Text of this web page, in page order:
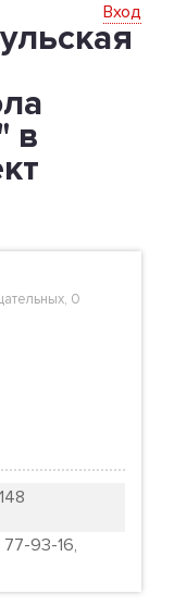
Вход
в
, 0
93-16,